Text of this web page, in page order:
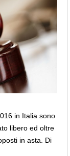
in Italia sono
libero ed oltre
in asta. Di